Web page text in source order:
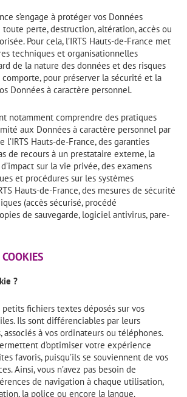
s’engage à protéger vos Données
toute perte, destruction, altération, accès ou
Pour cela, l’IRTS Hauts-de-France met
techniques et organisationnelles
de la nature des données et des risques
pour préserver la sécurité et la
Données à caractère personnel.
notamment comprendre des pratiques
aux Données à caractère personnel par
l’IRTS Hauts-de-France, des garanties
de recours à un prestataire externe, la
sur la vie privée, des examens
et procédures sur les systèmes
Hauts-de-France, des mesures de sécurité
(accès sécurisé, procédé
de sauvegarde, logiciel antivirus, pare-
?
petits fichiers textes déposés sur vos
Ils sont différenciables par leurs
à vos ordinateurs ou téléphones.
d’optimiser votre expérience
favoris, puisqu’ils se souviennent de vos
Ainsi, vous n’avez pas besoin de
de navigation à chaque utilisation,
la police ou encore la langue.